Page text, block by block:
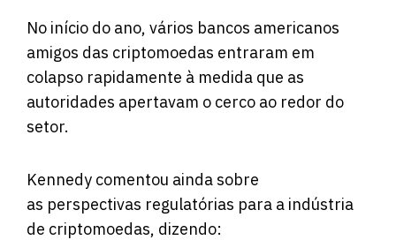
No início do ano, vários bancos americanos
amigos das criptomoedas entraram em
colapso rapidamente à medida que as
autoridades apertavam o cerco ao redor do
setor.
Kennedy comentou ainda sobre
as perspectivas regulatórias para a indústria
de criptomoedas, dizendo: